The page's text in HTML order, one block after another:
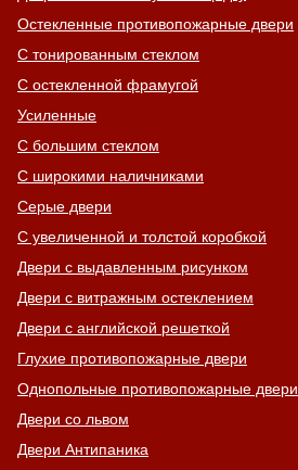
Остекленные противопожарные двери
С тонированным стеклом
С остекленной фрамугой
Усиленные
С большим стеклом
С широкими наличниками
Серые двери
С увеличенной и толстой коробкой
Двери с выдавленным рисунком
Двери с витражным остеклением
Двери с английской решеткой
Глухие противопожарные двери
Однопольные противопожарные двери
Двери со львом
Двери Антипаника